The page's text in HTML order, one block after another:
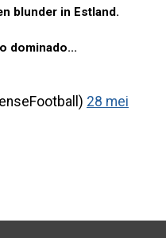
blunder in Estland.
dominado...
28 mei